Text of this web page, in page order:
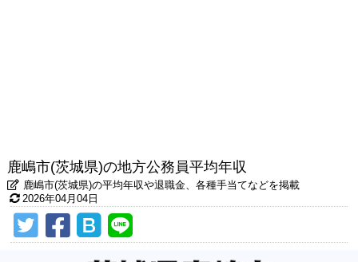
鹿嶋市(茨城県)の地方公務員平均年収
鹿嶋市(茨城県)の平均年収や退職金、各種手当てなどを掲載
2026年04月04日